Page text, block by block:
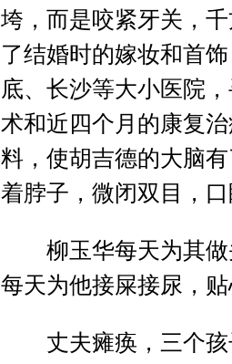
垮，而是咬紧牙关，
了结婚时的嫁妆和首
底、长沙等大小医院
术和近四个月的康复
料，使胡吉德的大脑
着脖子，微闭双目，
柳玉华每天为其做
每天为他接屎接尿，
丈夫瘫痪，三个孩